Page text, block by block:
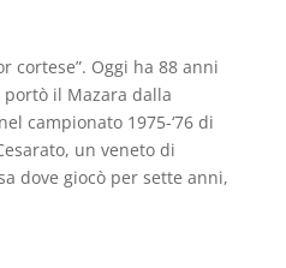
cortese”. Oggi ha 88 anni
portò il Mazara dalla
campionato 1975-‘76 di
un veneto di
dove giocò per sette anni,